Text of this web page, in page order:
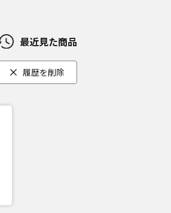
最近見た商品
履歴を削除